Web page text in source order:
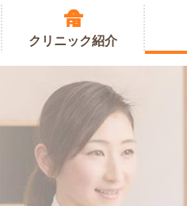
クリニック紹介